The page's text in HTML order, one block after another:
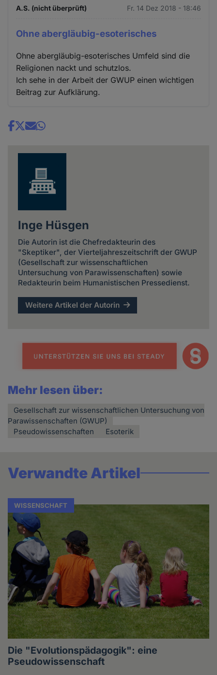
A.S. (nicht überprüft) Fr. 14 Dez 2018 - 18:46
Ohne abergläubig-esoterisches
Ohne abergläubig-esoterisches Umfeld sind die
Religionen nackt und schutzlos.
Ich sehe in der Arbeit der GWUP einen wichtigen
Beitrag zur Aufklärung.
Share
Inge Hüsgen
Die Autorin ist die Chefredakteurin des
"Skeptiker", der Vierteljahreszeitschrift der GWUP
(Gesellschaft zur wissenschaftlichen
Untersuchung von Parawissenschaften) sowie
Redakteurin beim Humanistischen Pressedienst.
Weitere Artikel der Autorin
Mehr lesen über:
Gesellschaft zur wissenschaftlichen Untersuchung von
Parawissenschaften (GWUP)
Pseudowissenschaften
Esoterik
Verwandte Artikel
WISSENSCHAFT
Die "Evolutionspädagogik": eine
Pseudowissenschaft